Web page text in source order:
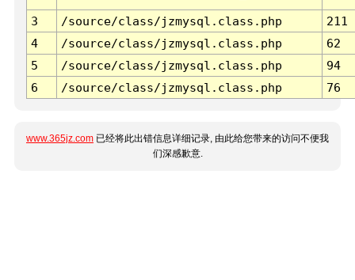
3 /source/class/jzmysql.class.php
211
4
/source/class/jzmysql.class.php
62
5
/source/class/jzmysql.class.php
94
6
/source/class/jzmysql.class.php 76
www.365jz.com 已经将此出错信息详细记录, 由此给您带来的访问不便我
们深感歉意.